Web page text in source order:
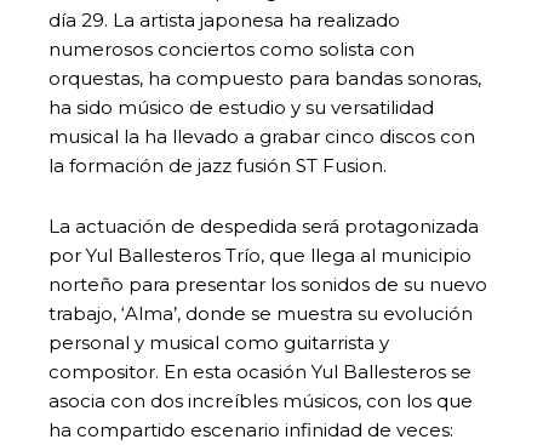
día 29. La artista japonesa ha realizado
numerosos conciertos como solista con
orquestas, ha compuesto para bandas sonoras,
ha sido músico de estudio y su versatilidad
musical la ha llevado a grabar cinco discos con
la formación de jazz fusión ST Fusion.
La actuación de despedida será protagonizada
por Yul Ballesteros Trío, que llega al municipio
norteño para presentar los sonidos de su nuevo
trabajo, ‘Alma’, donde se muestra su evolución
personal y musical como guitarrista y
compositor. En esta ocasión Yul Ballesteros se
asocia con dos increíbles músicos, con los que
ha compartido escenario infinidad de veces: